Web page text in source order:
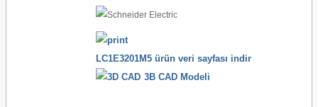
LC1E3201M5 ürün veri sayfası indir
3B CAD Modeli